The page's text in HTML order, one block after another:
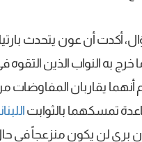
أكدت أن عون يتحدث
خرج به النواب الذين التقوه
أنهما يقاربان المفاوضات
تمسكهما بالثوابت
بري لن يكون منزعجاً في